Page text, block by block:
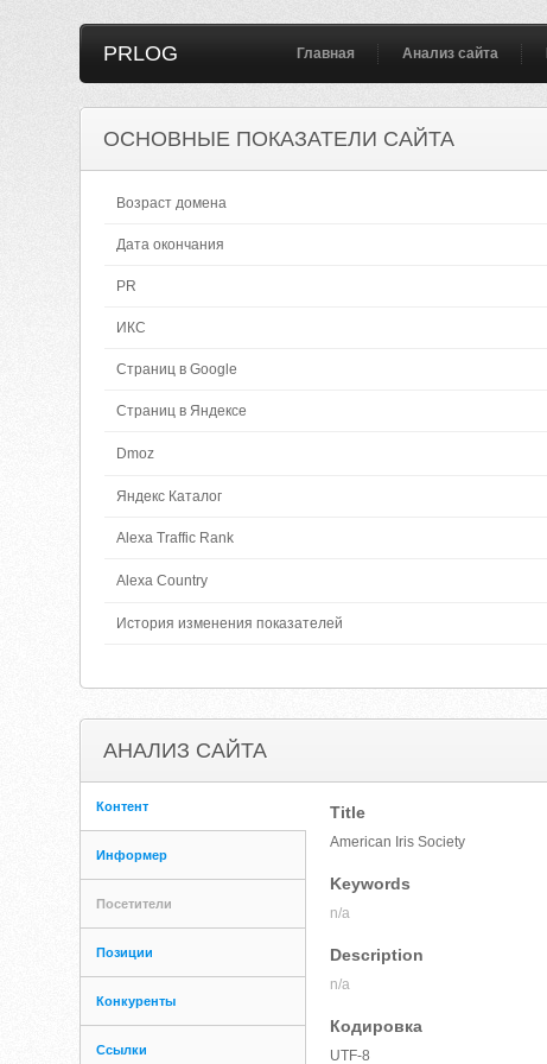
PRLOG Главная Анализ сайта
ОСНОВНЫЕ ПОКАЗАТЕЛИ САЙТА
Возраст домена
Дата окончания
PR
ИКС
Страниц в Google
Страниц в Яндексе
Dmoz
Яндекс Каталог
Alexa Traffic Rank
Alexa Country
История изменения показателей
АНАЛИЗ САЙТА
Контент
Информер
Посетители
Позиции
Конкуренты
Ссылки
Title
American Iris Society
Keywords
n/a
Description
n/a
Кодировка
UTF-8